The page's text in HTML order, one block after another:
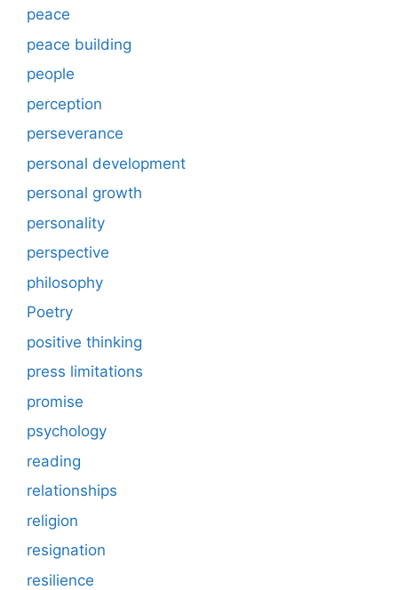
peace
peace building
people
perception
perseverance
personal development
personal growth
personality
perspective
philosophy
Poetry
positive thinking
press limitations
promise
psychology
reading
relationships
religion
resignation
resilience